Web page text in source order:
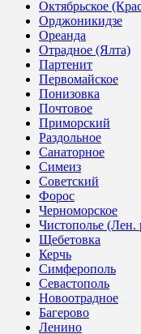
Октябрьское
Орджоникидзе
Ореанда
Отрадное (Ялта)
Партенит
Первомайское
Понизовка
Почтовое
Приморский
Раздольное
Санаторное
Симеиз
Советский
Форос
Черноморское
Чистополье (Лен.
Щебетовка
Керчь
Симферополь
Севастополь
Новоотрадное
Багерово
Ленино